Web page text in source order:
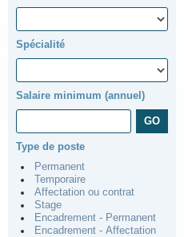
Spécialité
Salaire minimum (annuel)
Type de poste
Permanent
Temporaire
Affectation ou contrat
Stage
Encadrement - Permanent
Encadrement - Affectation